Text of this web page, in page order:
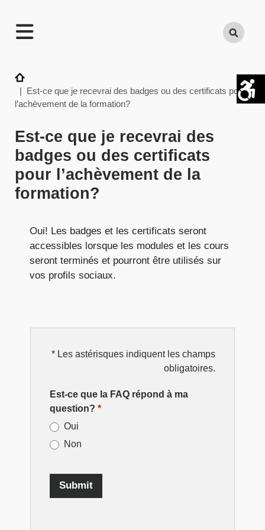
Search
Home
| Est-ce que je recevrai des badges ou des certificats pour
l’achèvement de la formation?
Est-ce que je recevrai des
badges ou des certificats
pour l’achèvement de la
formation?
Oui! Les badges et les certificats seront
accessibles lorsque les modules et les cours
seront terminés et pourront être utilisés sur
vos profils sociaux.
EDI
Rating
* Les astérisques indiquent les champs
obligatoires.
Est-ce que la FAQ répond à ma
question? *
Oui
Non
Submit